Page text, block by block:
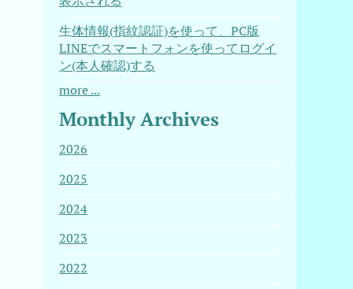
生体情報(指紋認証)を使って、PC版
LINEでスマートフォンを使ってログイ
ン(本人確認)する
more ...
Monthly Archives
2026
2025
2024
2023
2022